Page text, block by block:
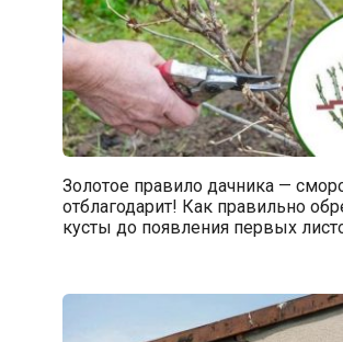
Золотое правило дачника —
отблагодарит! Как правильно
кусты до появления первых